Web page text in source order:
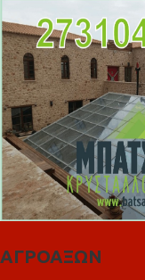
ΑΓΡΟΑΞΩΝ